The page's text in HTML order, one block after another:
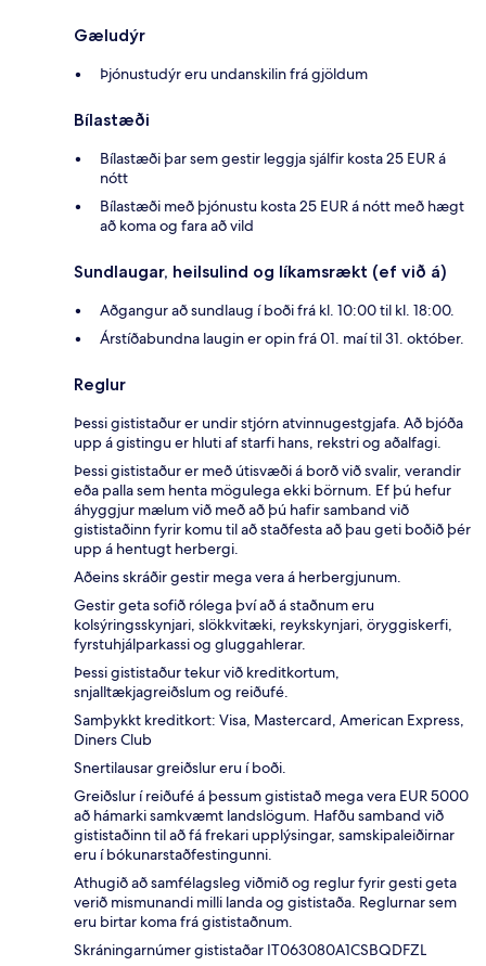
Gæludýr
Þjónustudýr eru undanskilin frá gjöldum
Bílastæði
Bílastæði þar sem gestir leggja sjálfir kosta 25 EUR á
nótt
Bílastæði með þjónustu kosta 25 EUR á nótt með hægt
að koma og fara að vild
Sundlaugar, heilsulind og líkamsrækt (ef við á)
Aðgangur að sundlaug í boði frá kl. 10:00 til kl. 18:00.
Árstíðabundna laugin er opin frá 01. maí til 31. október.
Reglur
Þessi gististaður er undir stjórn atvinnugestgjafa. Að bjóða
upp á gistingu er hluti af starfi hans, rekstri og aðalfagi.
Þessi gististaður er með útisvæði á borð við svalir, verandir
eða palla sem henta mögulega ekki börnum. Ef þú hefur
áhyggjur mælum við með að þú hafir samband við
gististaðinn fyrir komu til að staðfesta að þau geti boðið þér
upp á hentugt herbergi.
Aðeins skráðir gestir mega vera á herbergjunum.
Gestir geta sofið rólega því að á staðnum eru
kolsýringsskynjari, slökkvitæki, reykskynjari, öryggiskerfi,
fyrstuhjálparkassi og gluggahlerar.
Þessi gististaður tekur við kreditkortum,
snjalltækjagreiðslum og reiðufé.
Samþykkt kreditkort: Visa, Mastercard, American Express,
Diners Club
Snertilausar greiðslur eru í boði.
Greiðslur í reiðufé á þessum gististað mega vera EUR 5000
að hámarki samkvæmt landslögum. Hafðu samband við
gististaðinn til að fá frekari upplýsingar, samskipaleiðirnar
eru í bókunarstaðfestingunni.
Athugið að samfélagsleg viðmið og reglur fyrir gesti geta
verið mismunandi milli landa og gististaða. Reglurnar sem
eru birtar koma frá gististaðnum.
Skráningarnúmer gististaðar IT063080A1CSBQDFZL